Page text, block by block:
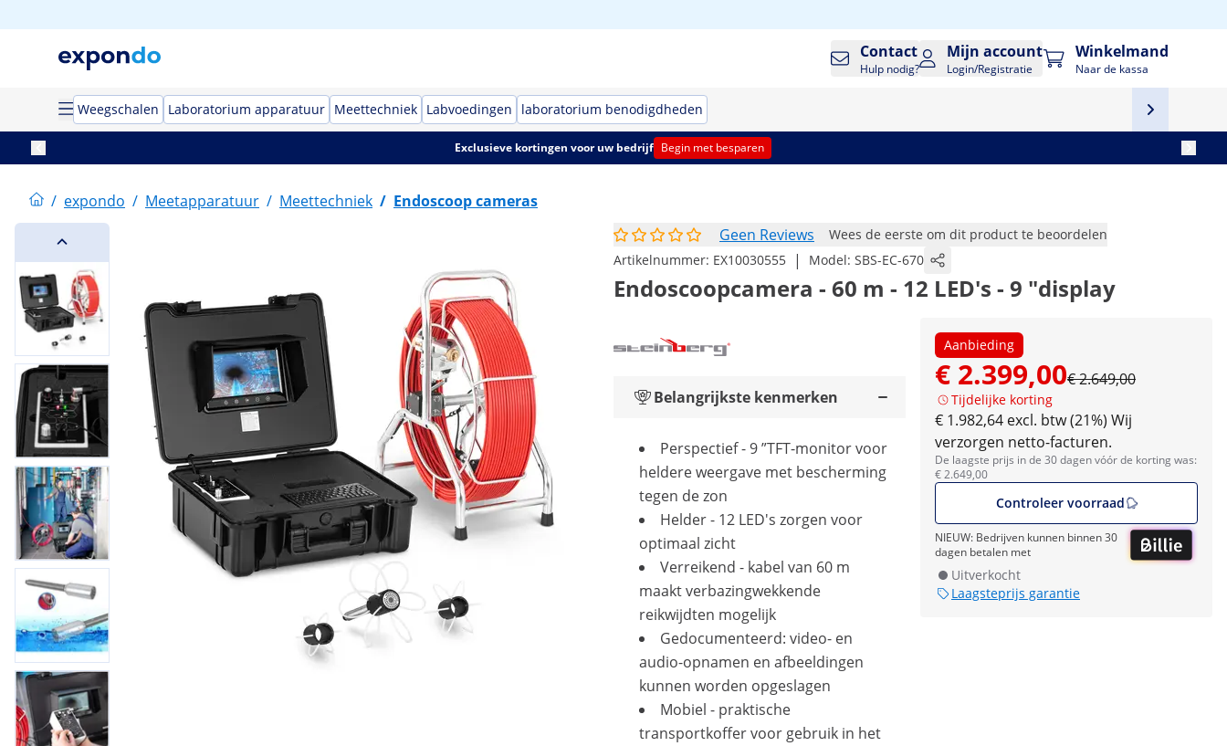
Contact
Hulp nodig?
Mijn account
Login/Registratie
Winkelmand
Naar de kassa
Weegschalen Laboratorium apparatuur Meettechniek Labvoedingen laboratorium benodigdheden
Exclusieve kortingen voor uw bedrijf Begin met besparen
/ expondo / Meetapparatuur / Meettechniek / Endoscoop cameras
Geen Reviews
Wees de eerste om dit product te beoordelen
Artikelnummer: EX10030555 | Model: SBS-EC-670
Endoscoopcamera - 60 m - 12 LED's - 9 "display
Aanbieding
€ 2.399,00€ 2.649,00
Tijdelijke korting
€ 1.982,64 excl. btw (21%) Wij
verzorgen netto-facturen.
De laagste prijs in de 30 dagen vóór de korting was:
€ 2.649,00
Controleer voorraad
NIEUW: Bedrijven kunnen binnen 30
dagen betalen met
Uitverkocht
Laagsteprijs garantie
Belangrijkste kenmerken
Perspectief - 9 ”TFT-monitor voor
heldere weergave met bescherming
tegen de zon
Helder - 12 LED's zorgen voor
optimaal zicht
Verreikend - kabel van 60 m
maakt verbazingwekkende
reikwijdten mogelijk
Gedocumenteerd: video- en
audio-opnamen en afbeeldingen
kunnen worden opgeslagen
Mobiel - praktische
transportkoffer voor gebruik in het